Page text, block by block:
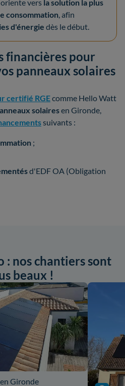
vers la solution la plus
consommation, afin
d'énergie dès le début.
financières pour
panneaux solaires
certifié RGEcomme Hello Watt
solairesen Gironde,
suivants :
;
d'EDF OA (Obligation
: nos chantiers sont
beaux !
Gironde